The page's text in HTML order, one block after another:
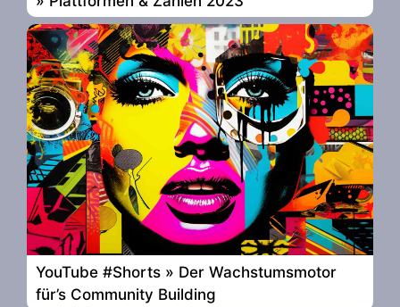
YouTube #Shorts » Der Wachstumsmotor
für’s Community Building